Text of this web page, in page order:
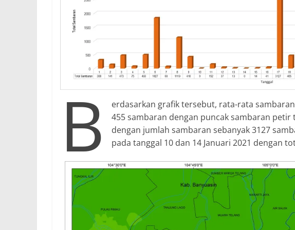
B
erdasarkan grafik tersebut, rata-rata
455 sambaran dengan puncak sambaran petir
dengan jumlah sambaran sebanyak 3127
pada tanggal 10 dan 14 Januari 2021 dengan